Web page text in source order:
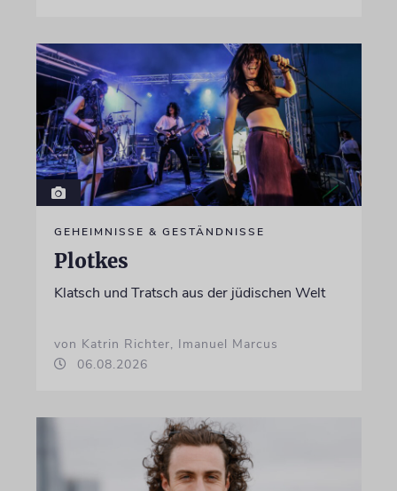
GEHEIMNISSE & GESTÄNDNISSE
Plotkes
Klatsch und Tratsch aus der jüdischen Welt
von Katrin Richter, Imanuel Marcus
06.08.2026